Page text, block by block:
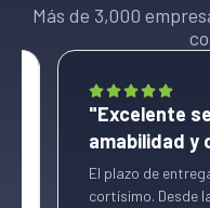
Más de 3,000
"Excelente
amabilidad y
El plazo de
cortísimo. Desde